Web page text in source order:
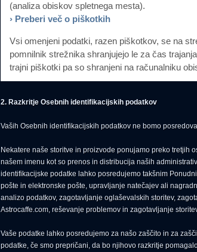
(analiza obiskov spletnega mesta).
› Preberi več o piškotkih
Vsi omenjeni podatki, razen piškotkov, se na
pomnilnik strežnika shranjujejo le za čas
trajni piškotki pa so shranjeni na računalniku
2. Razkritje Osebnih identifikacijskih podatkov
Vaših Osebnih identifikacijskih podatkov ne bomo
Nekatere naše storitve in proizvode ponujamo preko tretjih
našem imenu kot so prenos in distribucija naših
identifikacijske podatke lahko posredujemo takšnim
pošte in elektronske pošte, upravljanje natečajev ali
analizo podatkov, zagotavljanje oglaševalskih storitev,
Astrocaffe.com, reševanje problemov in zagotavljanje
Vaše podatke lahko posredujemo za našo zaščito in za
podatke, če smo prepričani, da bo njihovo razkritje